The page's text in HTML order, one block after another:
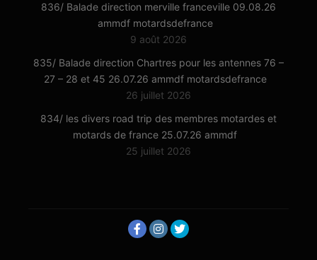
836/ Balade direction merville franceville 09.08.26
ammdf motardsdefrance
9 août 2026
835/ Balade direction Chartres pour les antennes 76 –
27 – 28 et 45 26.07.26 ammdf motardsdefrance
26 juillet 2026
834/ les divers road trip des membres motardes et
motards de france 25.07.26 ammdf
25 juillet 2026